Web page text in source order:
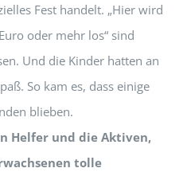
Fest handelt. „Hier wird
oder mehr los“ sind
Und die Kinder hatten an
So kam es, dass einige
blieben.
Helfer und die Aktiven,
tolle